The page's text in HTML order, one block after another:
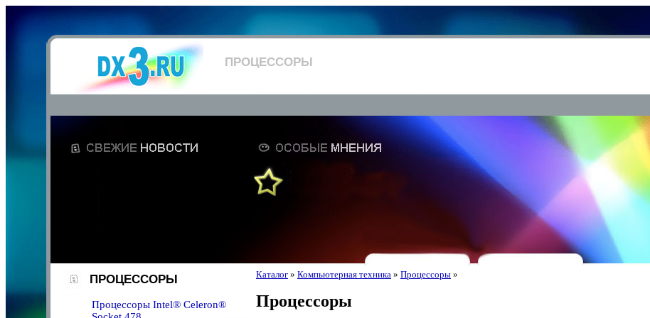
ПРОЦЕССОРЫ
ПРОЦЕССОРЫ
Процессоры Intel® Celeron®
Каталог » Компьютерная техника » Процессоры »
Процессоры